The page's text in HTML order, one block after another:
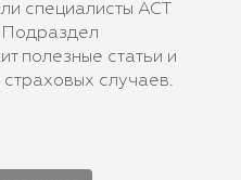
специалисты АСТ
Подраздел
полезные статьи и
случаев.